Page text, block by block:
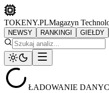
TOKENY.PLMagazyn
NEWSY RANKINGI GIEŁDY
ŁADOWANIE